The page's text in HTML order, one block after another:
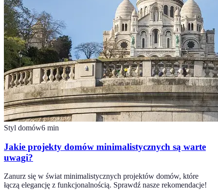
Styl domów6 min
Jakie projekty domów minimalistycznych są warte
uwagi?
Zanurz się w świat minimalistycznych projektów domów, które
łączą elegancję z funkcjonalnością. Sprawdź nasze rekomendacje!